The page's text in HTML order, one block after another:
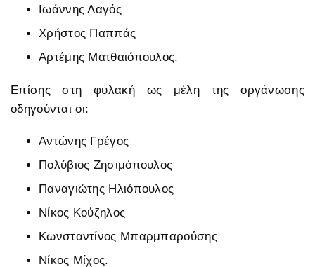
Ιωάννης Λαγός
Χρήστος Παππάς
Αρτέμης Ματθαιόπουλος.
Επίσης στη φυλακή ως μέλη της οργάνωσης
οδηγούνται οι:
Αντώνης Γρέγος
Πολύβιος Ζησιμόπουλος
Παναγιώτης Ηλιόπουλος
Νίκος Κούζηλος
Κωνσταντίνος Μπαρμπαρούσης
Νίκος Μίχος.